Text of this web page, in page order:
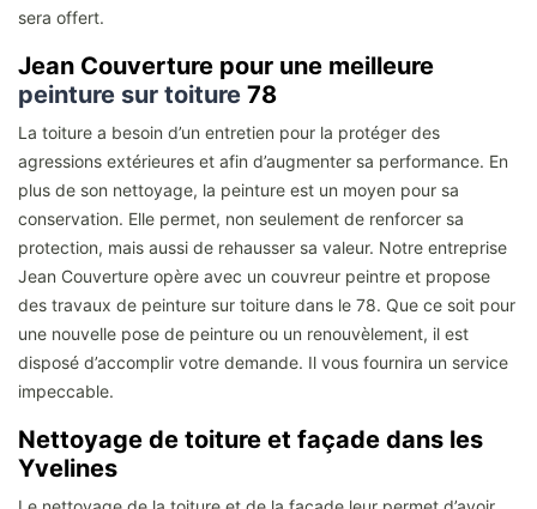
sera offert.
Jean Couverture pour une meilleure
peinture sur toiture 78
La toiture a besoin d’un entretien pour la protéger des
agressions extérieures et afin d’augmenter sa performance. En
plus de son nettoyage, la peinture est un moyen pour sa
conservation. Elle permet, non seulement de renforcer sa
protection, mais aussi de rehausser sa valeur. Notre entreprise
Jean Couverture opère avec un couvreur peintre et propose
des travaux de peinture sur toiture dans le 78. Que ce soit pour
une nouvelle pose de peinture ou un renouvèlement, il est
disposé d’accomplir votre demande. Il vous fournira un service
impeccable.
Nettoyage de toiture et façade dans les
Yvelines